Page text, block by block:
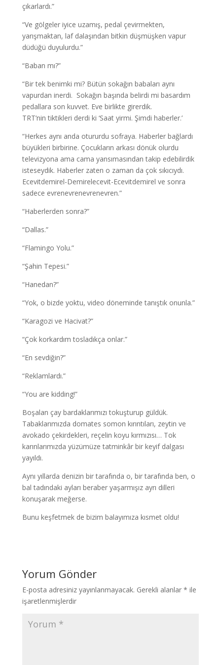
çıkarlardı.”
“Ve gölgeler iyice uzamış, pedal çevirmekten,
yarışmaktan, laf dalaşından bitkin düşmüşken vapur
düdüğü duyulurdu.”
“Baban mı?”
“Bir tek benimki mi? Bütün sokağın babaları aynı
vapurdan inerdi. Sokağın başında belirdi mi basardım
pedallara son kuvvet. Eve birlikte girerdik.
TRT’nin tiktikleri derdi ki ‘Saat yirmi. Şimdi haberler.’
“Herkes aynı anda otururdu sofraya. Haberler bağlardı
büyükleri birbirine. Çocukların arkası dönük olurdu
televizyona ama cama yansımasından takip edebilirdik
isteseydik. Haberler zaten o zaman da çok sıkıcıydı.
Ecevitdemirel-Demirelecevit-Ecevitdemirel ve sonra
sadece evrenevrenevrenevren.”
“Haberlerden sonra?”
“Dallas.”
“Flamingo Yolu.”
“Şahin Tepesi.”
“Hanedan?”
“Yok, o bizde yoktu, video döneminde tanıştık onunla.”
“Karagozi ve Hacivat?”
“Çok korkardım tosladıkça onlar.”
“En sevdiğin?”
“Reklamlardı.”
“You are kidding!”
Boşalan çay bardaklarımızı tokuşturup güldük.
Tabaklarımızda domates somon kırıntıları, zeytin ve
avokado çekirdekleri, reçelin koyu kırmızısı… Tok
karınlarımızda yüzümüze tatminkâr bir keyif dalgası
yayıldı.
Aynı yıllarda denizin bir tarafında o, bir tarafında ben, o
bal tadındaki ayları beraber yaşarmışız ayrı dilleri
konuşarak meğerse.
Bunu keşfetmek de bizim balayımıza kısmet oldu!
Yorum Gönder
E-posta adresiniz yayınlanmayacak. Gerekli alanlar * ile
işaretlenmişlerdir